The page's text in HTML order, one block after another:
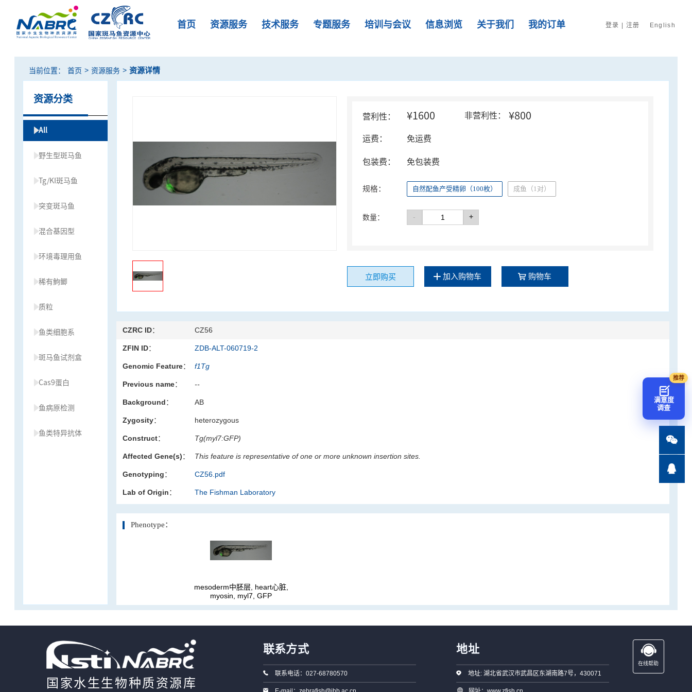
首页 资源服务 技术服务 专题服务 培训与会议 信息浏览 关于我们 我的订单 登录 | 注册 English
当前位置： 首页 > 资源服务 > 资源详情
资源分类
All
野生型斑马鱼
Tg/KI斑马鱼
突变斑马鱼
混合基因型
环境毒理用鱼
稀有鮈鲫
质粒
鱼类细胞系
斑马鱼试剂盒
Cas9蛋白
鱼病原检测
鱼类特异抗体
营利性： ¥1600 非营利性： ¥800
运费： 免运费
包装费： 免包装费
规格： 自然配鱼产受精卵（100枚） 成鱼（1对）
数量： - +
立即购买 加入购物车 购物车
CZRC ID： CZ56
ZFIN ID： ZDB-ALT-060719-2
Genomic Feature： f1Tg
Previous name： --
Background： AB
Zygosity： heterozygous
Construct： Tg(myl7:GFP)
Affected Gene(s)： This feature is representative of one or more unknown insertion sites.
Genotyping： CZ56.pdf
Lab of Origin： The Fishman Laboratory
Phenotype：
mesoderm中胚层, heart心脏,
myosin, myl7, GFP
国家水生生物种质资源库
联系方式
联系电话：027-68780570
地址
地址: 湖北省武汉市武昌区东湖南路7号，430071
在线帮助
满意度
调查

